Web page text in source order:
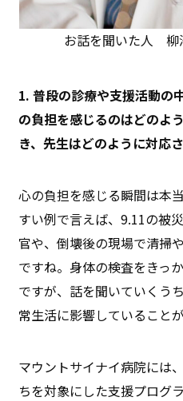
お話を聞いた人 柳
1. 普段の診療や支援活動の
の負担を感じるのはどのよ
き、先生はどのように対応
心の負担を感じる瞬間は本
すい例で言えば、9.11の被
官や、倒壊後の現場で清掃
ですね。身体の検査をきっ
ですが、話を聞いていくう
常生活に影響していること
マウントサイナイ病院には
ちを対象にした支援プログ